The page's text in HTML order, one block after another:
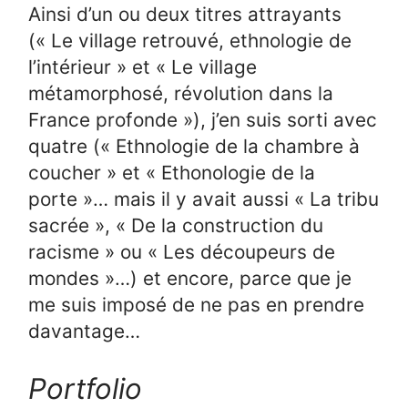
Ainsi d’un ou deux titres attrayants
(« Le village retrouvé, ethnologie de
l’intérieur » et « Le village
métamorphosé, révolution dans la
France profonde »), j’en suis sorti avec
quatre (« Ethnologie de la chambre à
coucher » et « Ethonologie de la
porte »… mais il y avait aussi « La tribu
sacrée », « De la construction du
racisme » ou « Les découpeurs de
mondes »…) et encore, parce que je
me suis imposé de ne pas en prendre
davantage…
Portfolio